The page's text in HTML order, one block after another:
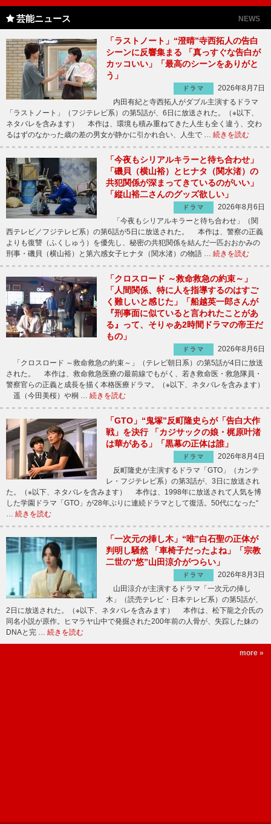
芸能ニュース NEWS
「ラストノート」“澄晴”寺西拓人の告白
シーンに反響集まる 「真っすぐな告白が
カッコいい」「最高のシーンをありがと
う」
ドラマ
2026年8月7日
内田有紀と寺西拓人がダブル主演するドラマ
「ラストノート」（フジテレビ系）の第5話が、6日に放送された。（※以下、
ネタバレを含みます） 本作は、環境も積み重ねてきた人生も全く違う、交わ
るはずのなかった歳の差の男女が静かに引かれ合い、人生で … 続きを読む
「今夜もシリアルキラーと待ち合わせ」
「磯貝（横山裕）とヒナタ（関水渚）の
共犯関係が深まってきているのがいい」
「縦山裕二さんのグッズ欲しい」
ドラマ
2026年8月6日
「今夜もシリアルキラーと待ち合わせ」（関
西テレビ／フジテレビ系）の第6話が5日に放送された。 本作は、警察の正義
よりも復讐（ふくしゅう）を優先し、秘密の共犯関係を結んだ一匹おおかみの
刑事・磯貝（横山裕）と第六感女子ヒナタ（関水渚）の物語 … 続きを読む
「クロスロード ～救命救急の約束～」
「人間関係、特に人を指導するのはすご
く難しいと感じた」「船越英一郎さんが
『刑事面に似ていると言われたことがあ
る』って、そりゃあ2時間ドラマの帝王だ
もの」
ドラマ
2026年8月6日
「クロスロード ～救命救急の約束～」（テレビ朝日系）の第5話が4日に放送
された。 本作は、救命救急医療の最前線でもがく、若き救命医・救急隊員・
警察官らの正義と成長を描く本格医療ドラマ。（※以下、ネタバレを含みます）
遥（今田美桜）や桐 … 続きを読む
「GTO」“鬼塚”反町隆史らが「告白大作
戦」を決行 「カジサックの娘・梶原叶渚
は華がある」「黒幕の正体は誰」
ドラマ
2026年8月4日
反町隆史が主演するドラマ「GTO」（カンテ
レ・フジテレビ系）の第3話が、3日に放送され
た。（※以下、ネタバレを含みます） 本作は、1998年に放送されて人気を博
した学園ドラマ「GTO」が28年ぶりに連続ドラマとして復活。50代になった“
続きを読む
「一次元の挿し木」“唯”白石聖の正体が
判明し騒然 「車椅子だったよね」「宗教
二世の“悠”山田涼介がつらい」
ドラマ
2026年8月3日
山田涼介が主演するドラマ「一次元の挿し
木」（読売テレビ・日本テレビ系）の第5話が、
2日に放送された。（※以下、ネタバレを含みます） 本作は、松下龍之介氏の
同名小説が原作。ヒマラヤ山中で発掘された200年前の人骨が、失踪した妹の
DNAと完 … 続きを読む
more »